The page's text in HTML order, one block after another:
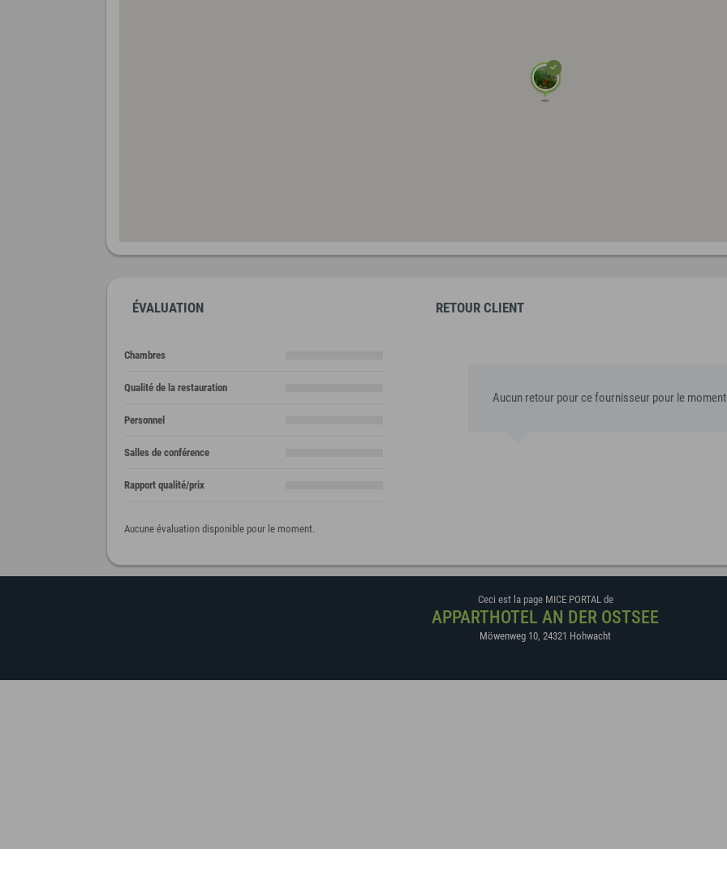
ÉVALUATION
Chambres
Qualité de la restauration
Personnel
Salles de conférence
Rapport qualité/prix
Aucune évaluation disponible pour le moment.
RETOUR CLIENT
Aucun retour pour ce fournisseur pour le
Ceci est la page MICE PORTAL de
APPARTHOTEL AN DER OSTSEE
Möwenweg 10, 24321 Hohwacht